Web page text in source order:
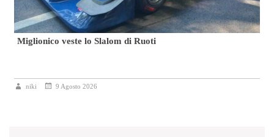
Miglionico veste lo Slalom di Ruoti
niki 9 Agosto 2026